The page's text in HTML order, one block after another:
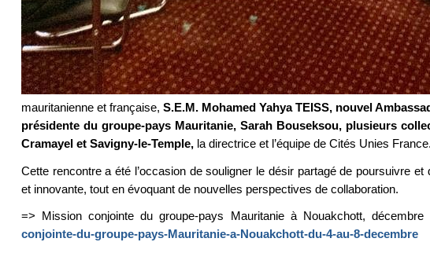
mauritanienne et française, S.E.M. Mohamed Yahya TEISS, nouvel
présidente du groupe-pays Mauritanie, Sarah Bouseksou, plusieurs
Cramayel et Savigny-le-Temple,la directrice et l’équipe de Cités Unies France.
Cette rencontre a été l’occasion de souligner le désir partagé de poursuivre
et innovante, tout en évoquant de nouvelles perspectives de collaboration.
=> Mission conjointe du groupe-pays Mauritanie à Nouakchott, décembre
conjointe-du-groupe-pays-Mauritanie-a-Nouakchott-du-4-au-8-decembre